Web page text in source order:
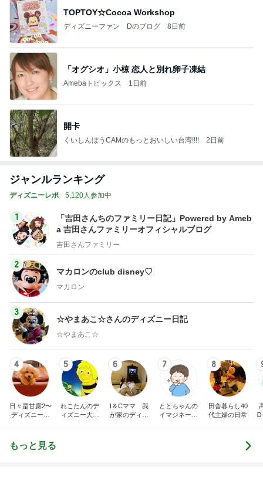
TOPTOY☆Cocoa Workshop
ディズニーファン Dのブログ 8日前
「オグシオ」小椋 恋人と別れ卵子凍結
Amebaトピックス 1日前
開卡
くいしんぼうCAMのもっとおいしい台湾!!!! 2日前
ジャンルランキング
ディズニーレポ 5,120人参加中
1
「吉田さんちのファミリー日記」Powered by Ameb
a 吉田さんファミリーオフィシャルブログ
吉田さんファミリー
2
マカロンのclub disney♡
マカロン
3
☆やまあこ☆さんのディズニー日記
☆やまあこ☆
4
日々是甘露2〜
ディズニー風
5
れこたんのデ
ィズニー大好
6
I＆Cママ 我
が家のディズ
7
ととちゃんの
イマジネーシ
8
田舎暮らし40
代主婦の日常
もっと見る